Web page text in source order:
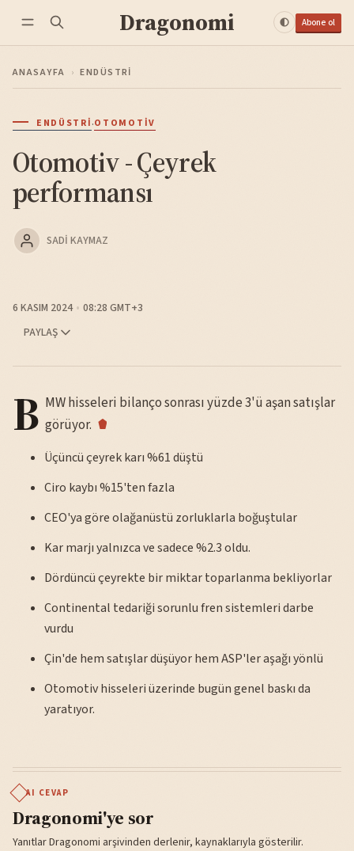
Dragonomi Abone ol
ANASAYFA › ENDÜSTRI
ENDÜSTRI·OTOMOTIV
Otomotiv - Çeyrek
performansı
SADI KAYMAZ
6 KASIM 2024
08:28 GMT+3
PAYLAŞ
B MW hisseleri bilanço sonrası yüzde 3'ü aşan satışlar
görüyor.
Üçüncü çeyrek karı %61 düştü
Ciro kaybı %15'ten fazla
CEO'ya göre olağanüstü zorluklarla boğuştular
Kar marjı yalnızca ve sadece %2.3 oldu.
Dördüncü çeyrekte bir miktar toparlanma bekliyorlar
Continental tedariği sorunlu fren sistemleri darbe
vurdu
Çin'de hem satışlar düşüyor hem ASP'ler aşağı yönlü
Otomotiv hisseleri üzerinde bugün genel baskı da
yaratıyor.
AI CEVAP
Dragonomi'ye sor
Yanıtlar Dragonomi arşivinden derlenir, kaynaklarıyla gösterilir.